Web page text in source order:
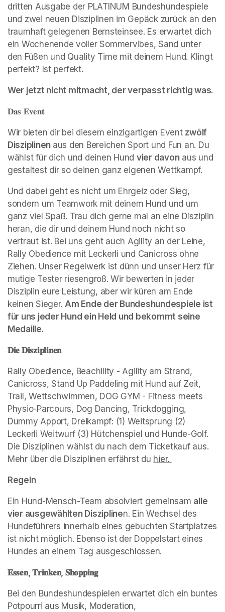
dritten Ausgabe der PLATINUM Bundeshundespiele
und zwei neuen Disziplinen im Gepäck zurück an den
traumhaft gelegenen Bernsteinsee. Es erwartet dich
ein Wochenende voller Sommervibes, Sand unter
den Füßen und Quality Time mit deinem Hund. Klingt
perfekt? Ist perfekt.
Wer jetzt nicht mitmacht, der verpasst richtig was.
𝐃𝐚𝐬 𝐄𝐯𝐞𝐧𝐭
Wir bieten dir bei diesem einzigartigen Event zwölf
Disziplinen aus den Bereichen Sport und Fun an. Du
wählst für dich und deinen Hund vier davon aus und
gestaltest dir so deinen ganz eigenen Wettkampf.
Und dabei geht es nicht um Ehrgeiz oder Sieg,
sondern um Teamwork mit deinem Hund und um
ganz viel Spaß. Trau dich gerne mal an eine Disziplin
heran, die dir und deinem Hund noch nicht so
vertraut ist. Bei uns geht auch Agility an der Leine,
Rally Obedience mit Leckerli und Canicross ohne
Ziehen. Unser Regelwerk ist dünn und unser Herz für
mutige Tester riesengroß. Wir bewerten in jeder
Disziplin eure Leistung, aber wir küren am Ende
keinen Sieger. Am Ende der Bundeshundespiele ist
für uns jeder Hund ein Held und bekommt seine
Medaille.
𝐃𝐢𝐞 𝐃𝐢𝐬𝐳𝐢𝐩𝐥𝐢𝐧𝐞𝐧
Rally Obedience, Beachility - Agility am Strand,
Canicross, Stand Up Paddeling mit Hund auf Zeit,
Trail, Wettschwimmen, DOG GYM - Fitness meets
Physio-Parcours, Dog Dancing, Trickdogging,
Dummy Apport, Dreikampf: (1) Weitsprung (2)
Leckerli Weitwurf (3) Hütchenspiel und Hunde-Golf.
Die Disziplinen wählst du nach dem Ticketkauf aus.
Mehr über die Disziplinen erfährst du hier.
Regeln
Ein Hund-Mensch-Team absolviert gemeinsam alle
vier ausgewählten Disziplinen. Ein Wechsel des
Hundeführers innerhalb eines gebuchten Startplatzes
ist nicht möglich. Ebenso ist der Doppelstart eines
Hundes an einem Tag ausgeschlossen.
𝐄𝐬𝐬𝐞𝐧, 𝐓𝐫𝐢𝐧𝐤𝐞𝐧, 𝐒𝐡𝐨𝐩𝐩𝐢𝐧𝐠
Bei den Bundeshundespielen erwartet dich ein buntes
Potpourri aus Musik, Moderation,